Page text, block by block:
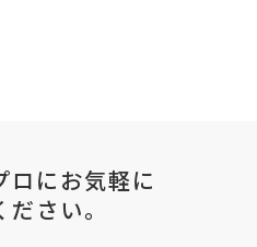
ロにお気軽に
さい。